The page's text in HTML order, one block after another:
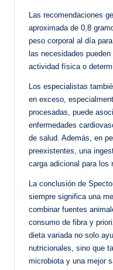
Las recomendaciones
aproximada de 0,8
peso corporal al día
las necesidades
actividad física o
Los especialistas
en exceso,
procesadas, puede
enfermedades
de salud. Además, en
preexistentes, una
carga adicional para los
La conclusión de
siempre significa una
combinar fuentes
consumo de fibra y
dieta variada no solo
nutricionales, sino que
microbiota y una mejor